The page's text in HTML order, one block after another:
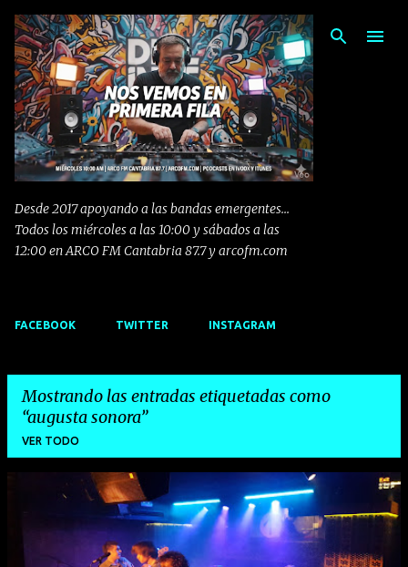
Ir al contenido principal
Desde 2017 apoyando a las bandas emergentes...
Todos los miércoles a las 10:00 y sábados a las
12:00 en ARCO FM Cantabria 87.7 y arcofm.com
FACEBOOK TWITTER INSTAGRAM
Mostrando las entradas etiquetadas como
augusta sonora
VER TODO